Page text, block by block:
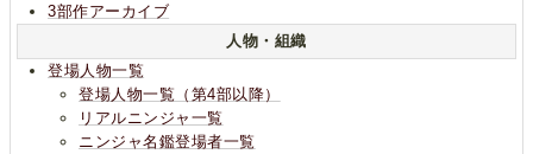
3部作アーカイブ
人物・組織
登場人物一覧
登場人物一覧（第4部以降）
リアルニンジャ一覧
ニンジャ名鑑登場者一覧